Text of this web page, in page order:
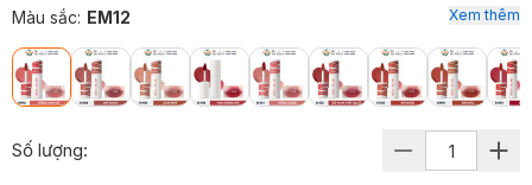
Màu sắc: EM12 Xem thêm
Số lượng: